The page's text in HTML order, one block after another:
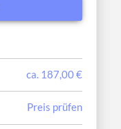
ca. 187,00 €
Preis prüfen